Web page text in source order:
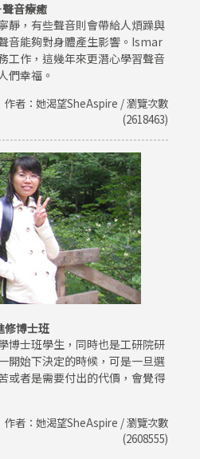
音療癒
靜，有些聲音則會帶給人煩躁與
音能夠對身體產生影響。Ismar
工作，這幾年來更潛心學習聲音
們幸福。
作者：她渴望SheAspire / 瀏覽次數
(2618463)
修博士班
博士班學生，同時也是工研院研
開始下決定的時候，可是一旦選
或者是需要付出的代價，會覺得
作者：她渴望SheAspire / 瀏覽次數
(2608555)